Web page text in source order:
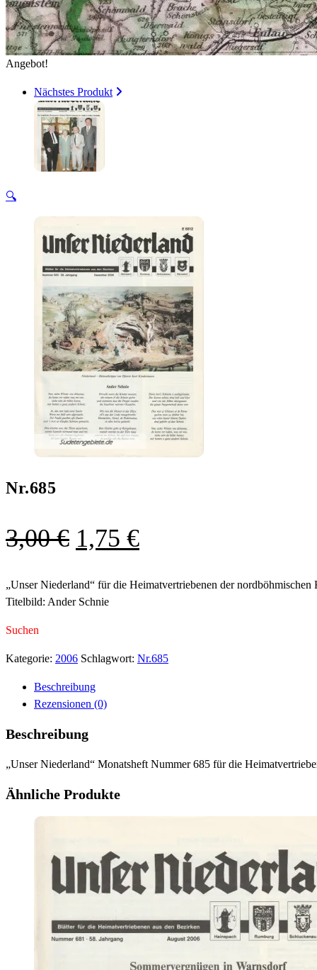
Angebot!
Nächstes Produkt
🔍
Nr.685
3,00€ Ursprünglicher
war:
3,00 €
1,75 €Aktueller
ist:
„Unser Niederland“ für die Heimatvertriebenen der
Titelbild: Ander Schnie
Suchen
Kategorie: 2006 Schlagwort: Nr.685
Beschreibung
Rezensionen (0)
Beschreibung
„Unser Niederland“ Monatsheft Nummer 685 für die
Ähnliche Produkte